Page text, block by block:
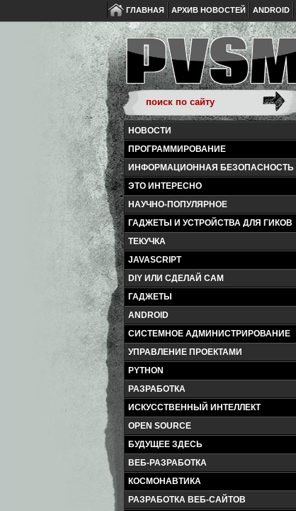
ГЛАВНАЯ АРХИВ НОВОСТЕЙ ANDROID
НОВОСТИ
ПРОГРАММИРОВАНИЕ
ИНФОРМАЦИОННАЯ БЕЗОПАСНОСТЬ
ЭТО ИНТЕРЕСНО
НАУЧНО-ПОПУЛЯРНОЕ
ГАДЖЕТЫ И УСТРОЙСТВА ДЛЯ ГИКОВ
ТЕКУЧКА
JAVASCRIPT
DIY ИЛИ СДЕЛАЙ САМ
ГАДЖЕТЫ
ANDROID
СИСТЕМНОЕ АДМИНИСТРИРОВАНИЕ
УПРАВЛЕНИЕ ПРОЕКТАМИ
PYTHON
РАЗРАБОТКА
ИСКУССТВЕННЫЙ ИНТЕЛЛЕКТ
OPEN SOURCE
БУДУЩЕЕ ЗДЕСЬ
ВЕБ-РАЗРАБОТКА
КОСМОНАВТИКА
РАЗРАБОТКА ВЕБ-САЙТОВ